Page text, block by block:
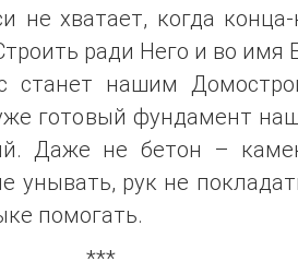
не хватает, когда
ради Него и во имя
станет нашим
готовый фундамент
Даже не бетон –
унывать, рук не
помогать.
***